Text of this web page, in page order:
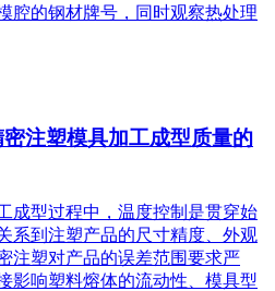
腔的钢材牌号，同时观察热处理
注塑模具加工成型质量的
成型过程中，温度控制是贯穿始
系到注塑产品的尺寸精度、外观
注塑对产品的误差范围要求严
影响塑料熔体的流动性、模具型